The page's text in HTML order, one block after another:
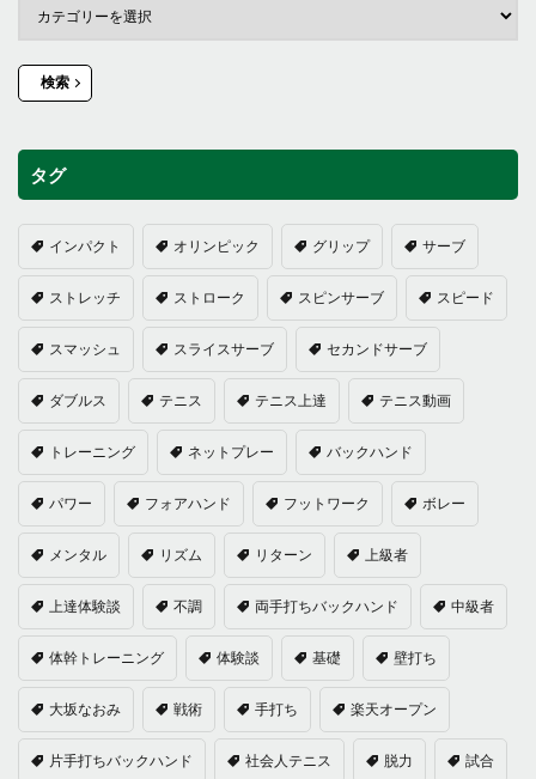
検索
タグ
インパクト オリンピック グリップ サーブ
ストレッチ ストローク スピンサーブ スピード
スマッシュ スライスサーブ セカンドサーブ
ダブルス テニス テニス上達 テニス動画
トレーニング ネットプレー バックハンド
パワー フォアハンド フットワーク ボレー
メンタル リズム リターン 上級者
上達体験談 不調 両手打ちバックハンド 中級者
体幹トレーニング 体験談 基礎 壁打ち
大坂なおみ 戦術 手打ち 楽天オープン
片手打ちバックハンド 社会人テニス 脱力 試合